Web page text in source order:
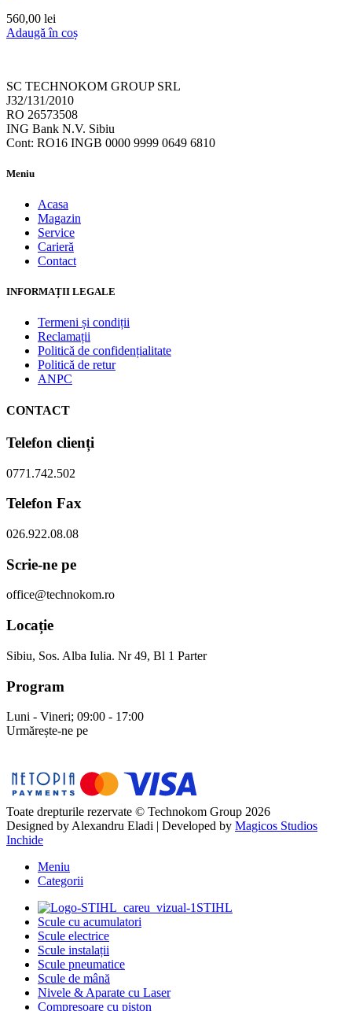
560,00 lei
Adaugă în coș
SC TECHNOKOM GROUP SRL
J32/131/2010
RO 26573508
ING Bank N.V. Sibiu
Cont: RO16 INGB 0000 9999 0649 6810
Meniu
Acasa
Magazin
Service
Carieră
Contact
INFORMAȚII LEGALE
Termeni și condiții
Reclamații
Politică de confidențialitate
Politică de retur
ANPC
CONTACT
Telefon clienți
0771.742.502
Telefon Fax
026.922.08.08
Scrie-ne pe
office@technokom.ro
Locație
Sibiu, Sos. Alba Iulia. Nr 49, Bl 1 Parter
Program
Luni - Vineri; 09:00 - 17:00
Urmărește-ne pe
Toate drepturile rezervate © Technokom Group 2026
Designed by Alexandru Eladi | Developed by Magicos Studios
Inchide
Meniu
Categorii
STIHL
Scule cu acumulatori
Scule electrice
Scule instalații
Scule pneumatice
Scule de mână
Nivele & Aparate cu Laser
Compresoare cu piston